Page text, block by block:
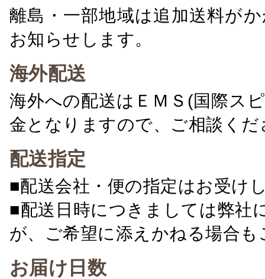
離島・一部地域は追加送料が
お知らせします。
海外配送
海外への配送はＥＭＳ(国際ス
金となりますので、ご相談くだ
配送指定
■配送会社・便の指定はお受け
■配送日時につきましては弊社
が、ご希望に添えかねる場合
お届け日数